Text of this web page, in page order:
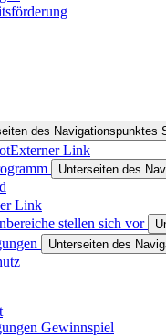
des Navigationspunktes
Externer Link
Unterseiten des
Link
stellen sich vor
Unterseiten des
Gewinnspiel